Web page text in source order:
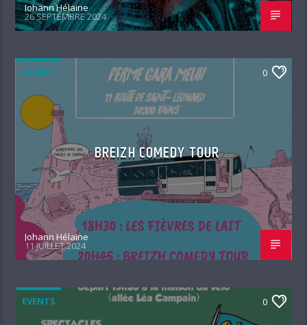
Johann Hélaine
26 SEPTEMBRE 2024
EVENTS 0
BREIZH COMEDY TOUR
Johann Hélaine
11 JUILLET 2024
EVENTS 0